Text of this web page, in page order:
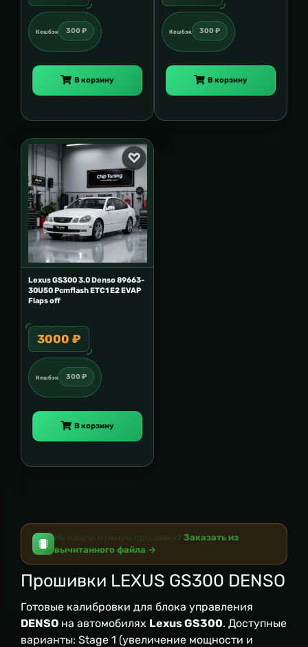
Кешбэк 300 ₽
В корзину
Кешбэк 300 ₽
В корзину
Lexus GS300 3.0 Denso 89663-
30U50 Pcmflash ETC1 E2 EVAP
Flaps off
3000 ₽
Кешбэк 300 ₽
В корзину
Не нашли нужную прошивку? Заказать из
вычитанного файла →
Прошивки LEXUS GS300 DENSO
Готовые калибровки для блока управления
DENSO на автомобилях Lexus GS300. Доступные
варианты: Stage 1 (увеличение мощности и